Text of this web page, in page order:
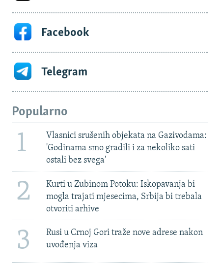
Facebook
Telegram
Popularno
1
Vlasnici srušenih objekata na Gazivodama:
'Godinama smo gradili i za nekoliko sati
ostali bez svega'
2
Kurti u Zubinom Potoku: Iskopavanja bi
mogla trajati mjesecima, Srbija bi trebala
otvoriti arhive
3
Rusi u Crnoj Gori traže nove adrese nakon
uvođenja viza